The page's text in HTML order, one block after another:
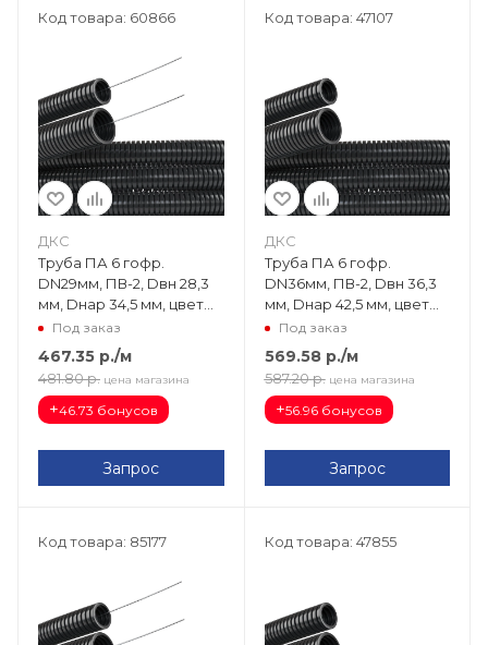
Код товара: 60866
ДКС
Труба ПА 6 гофр.
DN29мм, ПВ-2, Dвн 28,3
мм, Dнар 34,5 мм, цвет
чёрный, с протяжкой
PA612935F2
Под заказ
467.35 р./м
481.80 р. цена магазина
+46.73 бонусов
Запрос
Код товара: 47107
ДКС
Труба ПА 6 гофр.
DN36мм, ПВ-2, Dвн 36,3
мм, Dнар 42,5 мм, цвет
чёрный PA603643F2
Под заказ
569.58р./м
587.20 р. цена магазина
+56.96 бонусов
Запрос
Код товара: 85177 Код товара: 47855